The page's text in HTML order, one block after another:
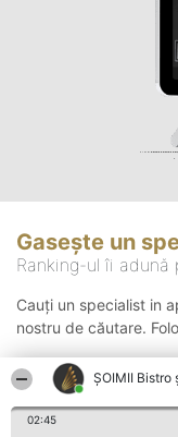
ȘOIMII Bistro
02:45
Gasește un
Ranking-ul îi
Cauți un specialist in
nostru de căutare.